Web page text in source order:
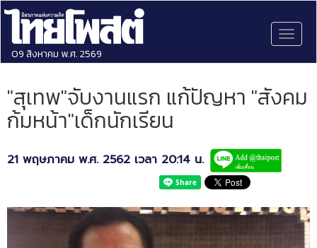
09 สิงหาคม พ.ศ. 2569
"สุเทพ"จับงานแรก แก้ปัญหา "สังคม
ก้มหน้า"เด็กนักเรียน
21 พฤษภาคม พ.ศ. 2562 เวลา 20:14 น.